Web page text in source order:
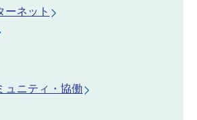
ーネット
ュニティ・協働